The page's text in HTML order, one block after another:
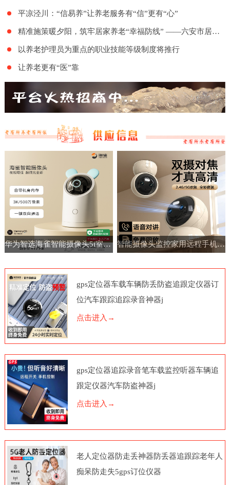
平凉泾川：“信易养”让养老服务有“信”更有“心”
精准施策暖夕阳，筑牢居家养老“幸福防线” ——六安市居家和社区基本养老服务提升行动项目舒城地区的全面实施
以养老护理员为重点的职业技能等级制度将推行
让养老更有“医”靠
华为智选海雀智能摄像头5i室内家用手机远程360°无线监控摄像机 智能摄像头监控家用远程手机带语音360度高清夜视室内无线免插电
gps定位器车载车辆防丢防盗追跟定仪器订
位汽车跟踪追踪录音神器j
点击进入→
gps定位器追踪录音笔车载监控听器车辆追
跟定仪器汽车防盗神器j
点击进入→
老人定位器防走丢神器防丢器追跟踪老年人
痴呆防走失5gps订位仪器